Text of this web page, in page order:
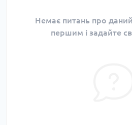
Немає питань про
першим і задайте